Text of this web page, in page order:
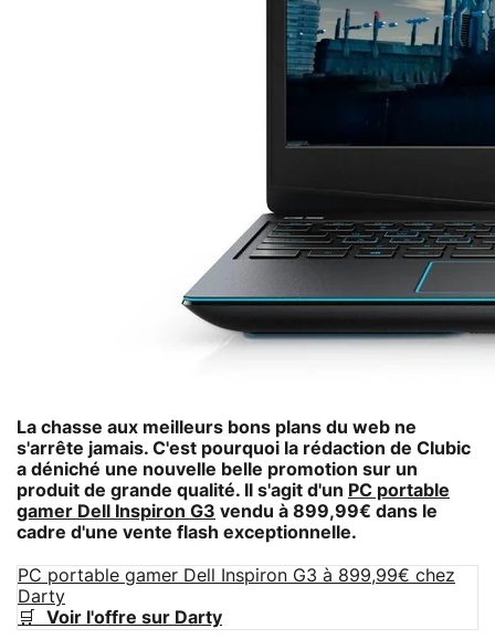
La chasse aux meilleurs bons plans du web ne
s'arrête jamais. C'est pourquoi la rédaction de Clubic
a déniché une nouvelle belle promotion sur un
produit de grande qualité. Il s'agit d'un PC portable
gamer Dell Inspiron G3 vendu à 899,99€ dans le
cadre d'une vente flash exceptionnelle.
PC portable gamer Dell Inspiron G3 à 899,99€ chez
Darty
🛒 Voir l'offre sur Darty